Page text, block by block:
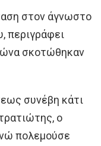
στον άγνωστο
περιγράφει
σκοτώθηκαν
συνέβη κάτι
ο
πολεμούσε